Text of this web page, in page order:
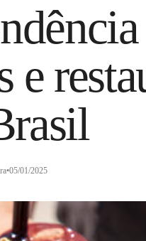
e
•05/01/2025